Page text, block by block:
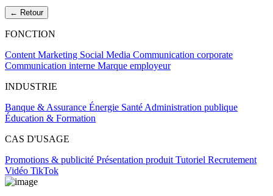
← Retour
FONCTION
Content Marketing Social Media Communication corporate
Communication interne Marque employeur
INDUSTRIE
Banque & Assurance Énergie Santé Administration publique
Éducation & Formation
CAS D'USAGE
Promotions & publicité Présentation produit Tutoriel Recrutement
Vidéo TikTok